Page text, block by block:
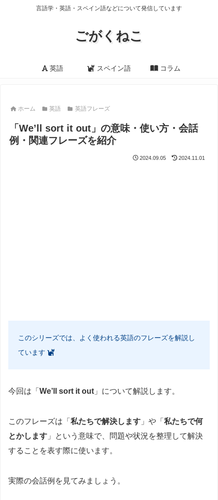
言語学・英語・スペイン語などについて発信しています
ごがくねこ
英語 スペイン語 コラム
ホーム 英語 英語フレーズ
「We’ll sort it out」の意味・使い方・会話
例・関連フレーズを紹介
2024.09.05 2024.11.01
このシリーズでは、よく使われる英語のフレーズを解説し
ています
今回は「 We’ll sort it out 」について解説します。
このフレーズは「 私たちで解決します 」や「 私たちで何
とかします 」という意味で、問題や状況を整理して解決
することを表す際に使います。
実際の会話例を見てみましょう。